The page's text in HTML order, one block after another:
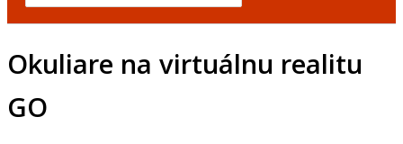
Okuliare na virtuálnu realitu
GO